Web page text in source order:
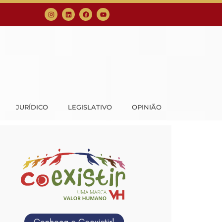
JURÍDICO LEGISLATIVO OPINIÃO